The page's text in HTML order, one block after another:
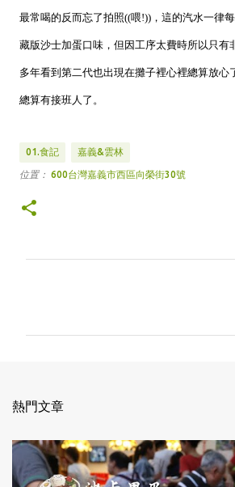
最常喝的反而忘了拍照((喂!))，這的汽水一律
藏版沙士加蛋口味，但因工序太費時所以只有
多年看到第二代也出現在攤子裡心裡總算放心
總算有接班人了。
01.食記 嘉義&雲林
位置： 600台灣嘉義市西區向榮街30號
熱門文章